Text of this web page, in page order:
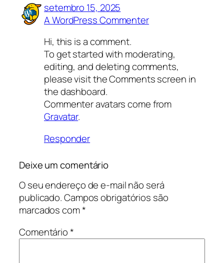
setembro 15, 2025
A WordPress Commenter
Hi, this is a comment.
To get started with moderating,
editing, and deleting comments,
please visit the Comments screen in
the dashboard.
Commenter avatars come from
Gravatar.
Responder
Deixe um comentário
O seu endereço de e-mail não será
publicado.Campos obrigatórios são
marcados com*
Comentário*